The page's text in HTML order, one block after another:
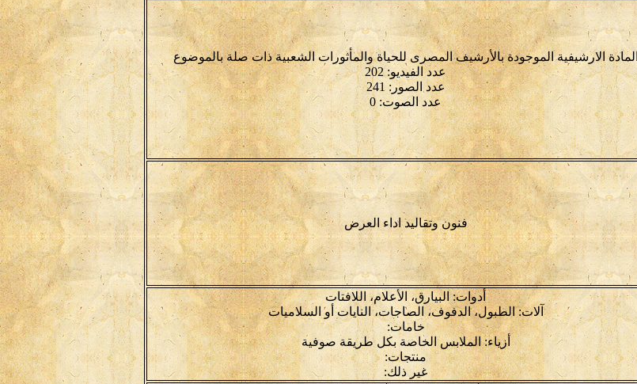
المادة الارشيفية الموجودة بالأرشيف المصرى للحياة والمأثورات الشعبية ذات صلة بالموضوع
عدد الفيديو: 202
عدد الصور: 241
عدد الصوت: 0
فنون وتقاليد اداء العرض
أدوات: البيارق، الأعلام، اللافتات
آلات: الطبول، الدفوف، الصاجات، النايات أو السلاميات
خامات:
أزياء: الملابس الخاصة بكل طريقة صوفية
منتجات:
غير ذلك: